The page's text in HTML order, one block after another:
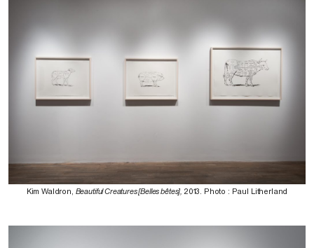
Kim Waldron, Beautiful Creatures [Belles bêtes], 2013. Photo : Paul Litherland